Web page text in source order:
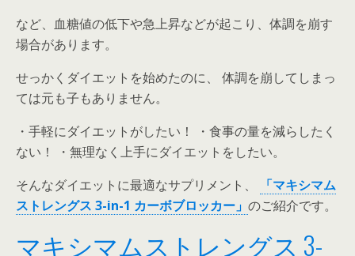
など、血糖値の低下や急上昇などが起こり、体調を崩す
場合があります。
せっかくダイエットを始めたのに、 体調を崩してしまっ
ては元も子もありません。
・手軽にダイエットがしたい！ ・食事の量を減らしたく
ない！ ・無理なく上手にダイエットをしたい。
そんなダイエットに最適なサプリメント、
「マキシマム
ストレングス 3-in-1 カーボブロッカー」 のご紹介です。
マキシマムストレングス 3-